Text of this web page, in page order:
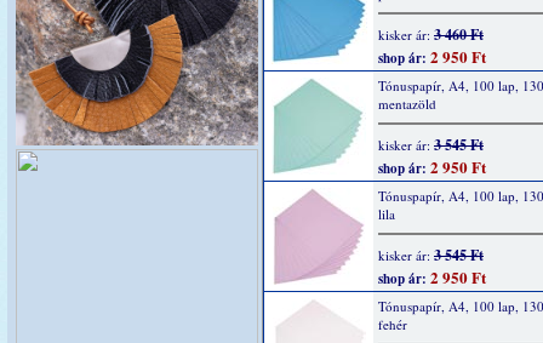
kisker ár: 3 460 Ft
shop ár: 2 950 Ft
Tónuspapír, A4, 100 lap,
mentazöld
kisker ár: 3 545 Ft
shop ár: 2 950 Ft
Tónuspapír, A4, 100 lap,
lila
kisker ár: 3 545 Ft
shop ár: 2 950 Ft
Tónuspapír, A4, 100 lap,
fehér